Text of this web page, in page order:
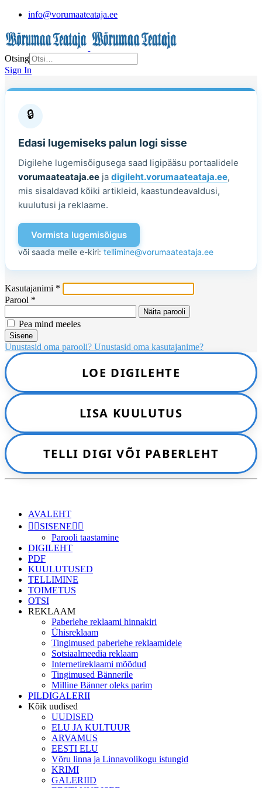
info@vorumaateataja.ee
Otsing
Sign In
🔒
Edasi lugemiseks palun logi sisse
Digilehe lugemisõigusega saad ligipääsu portaalidele
vorumaateataja.ee jadigileht.vorumaateataja.ee,
mis sisaldavad kõiki artikleid, kaastundeavaldusi,
kuulutusi ja reklaame.
Vormista lugemisõigus
või saada meile e-kiri:tellimine@vorumaateataja.ee
Kasutajanimi *
Parool *
Näita parooli
Pea mind meeles
Sisene
Unustasid oma parooli? Unustasid oma kasutajanime?
LOE DIGILEHTE
LISA KUULUTUS
TELLI DIGI VÕI PABERLEHT
AVALEHT
👉🏻SISENE👈🏻
Parooli taastamine
DIGILEHT
PDF
KUULUTUSED
TELLIMINE
TOIMETUS
OTSI
REKLAAM
Paberlehe reklaami hinnakiri
Ühisreklaam
Tingimused paberlehe reklaamidele
Sotsiaalmeedia reklaam
Internetireklaami mõõdud
Tingimused Bännerile
Milline Bänner oleks parim
PILDIGALERII
Kõik uudised
UUDISED
ELU JA KULTUUR
ARVAMUS
EESTI ELU
Võru linna ja Linnavolikogu istungid
KRIMI
GALERIID